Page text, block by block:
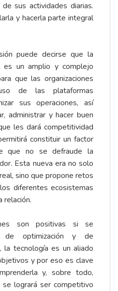
sus actividades diarias.
y hacerla parte integral
puede decirse que la
es un amplio y complejo
que las organizaciones
de las plataformas
sus operaciones, así
administrar y hacer buen
les dará competitividad
constituir un factor
que no se defraude la
Esta nueva era no solo
sino que propone retos
diferentes ecosistemas
relación.
son positivas si se
de optimización y de
la tecnología es un aliado
y por eso es clave
y, sobre todo,
se logrará ser competitivo